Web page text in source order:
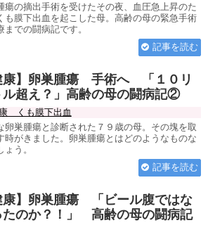
瘍の摘出手術を受けたその夜、血圧急上昇のた
も膜下出血を起こした母。高齢の母の緊急手術
までの闘病記です。
記事を読む
康】卵巣腫瘍 手術へ 「１０リ
ル超え？」高齢の母の闘病記②
くも膜下出血
卵巣腫瘍と診断された７９歳の母。その塊を取
時がきました。卵巣腫瘍とはどのようなものな
ょう。
記事を読む
康】卵巣腫瘍 「ビール腹ではな
たのか？！」 高齢の母の闘病記